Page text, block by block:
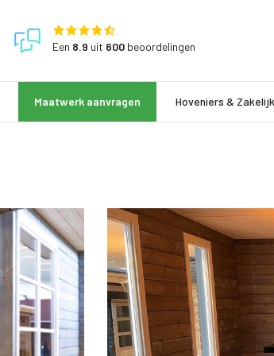
Een 8.9 uit 600beoordelingen
Maatwerk aanvragen Hoveniers & Zakelijk